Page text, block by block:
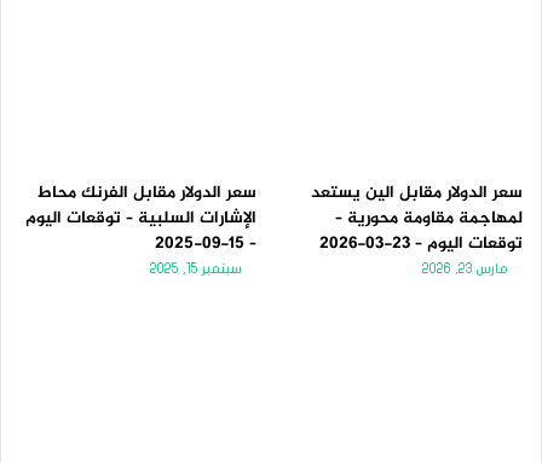
سعر الدولار مقابل الين يستعد
لمهاجمة مقاومة محورية –
توقعات اليوم – 23-03-2026
مارس 23, 2026
سعر الدولار مقابل الفرنك محاط
الإشارات السلبية – توقعات اليوم
– 15-09-2025
سبتمبر 15, 2025